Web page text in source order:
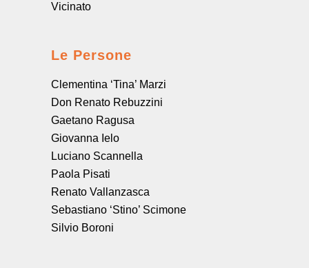
Vicinato
Le Persone
Clementina ‘Tina’ Marzi
Don Renato Rebuzzini
Gaetano Ragusa
Giovanna Ielo
Luciano Scannella
Paola Pisati
Renato Vallanzasca
Sebastiano ‘Stino’ Scimone
Silvio Boroni